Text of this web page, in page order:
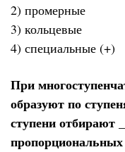
2) промерные
3) кольцевые
4) специальные (+)
При
образуют по
ступени отбирают
пропорциональных